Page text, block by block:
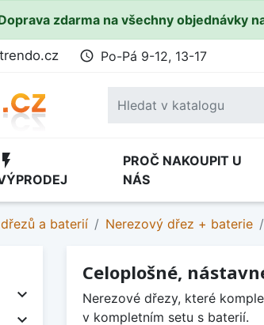
zdarma na všechny objednávky
access_time Po-Pá 9-12, 13-17
flash_on
PROČ NAKOUPIT U
NÁS
a baterií Nerezový dřez + baterie


Celoplošné,
Nerezové dřezy, které
v kompletním setu s baterií.